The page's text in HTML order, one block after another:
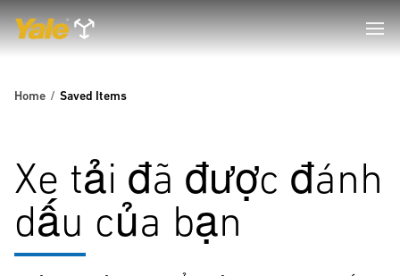
Home Saved Items
Xe tải đã được đánh
dấu của bạn